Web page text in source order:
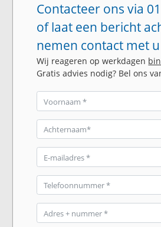
Contacteer ons via
of laat een bericht
nemen contact met
Wij reageren op werkdagen
Gratis advies nodig? Bel ons